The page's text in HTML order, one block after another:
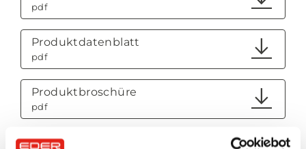
pdf
Produktdatenblatt
pdf
Produktbroschüre
pdf
Sicherheitshinweise